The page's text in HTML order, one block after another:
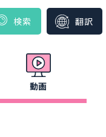
検索 翻訳
動画